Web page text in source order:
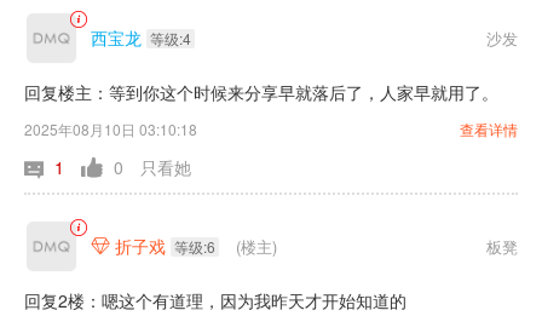
西宝龙 等级:4 沙发
回复楼主：等到你这个时候来分享早就落后了，人家早就用了。
2025年08月10日 03:10:18 查看详情
1 0 只看她
 折子戏 等级:6 (楼主) 板凳
回复2楼：嗯这个有道理，因为我昨天才开始知道的